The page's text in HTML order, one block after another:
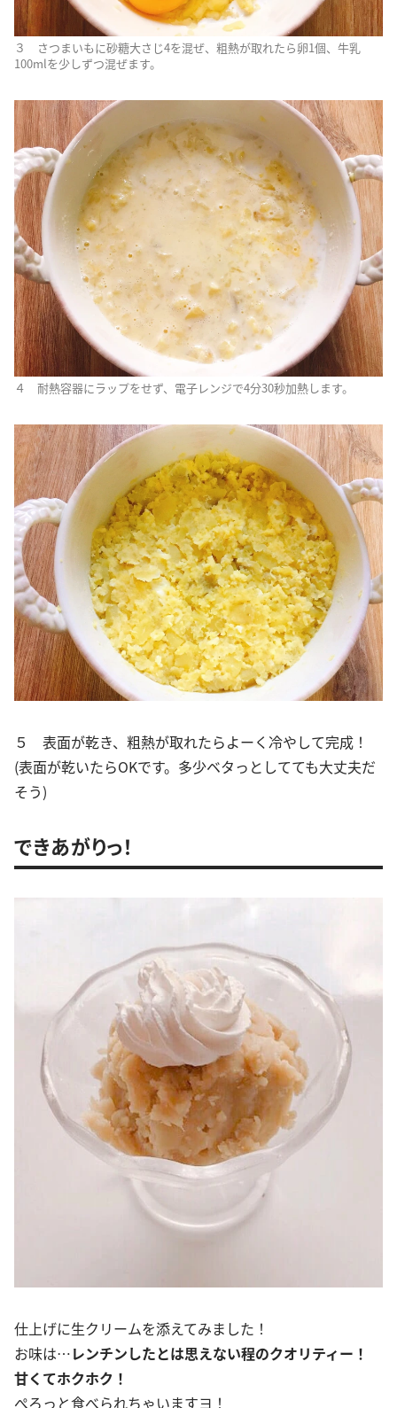
３ さつまいもに砂糖大さじ4を混ぜ、粗熱が取れたら卵1個、牛乳
100mlを少しずつ混ぜます。
４ 耐熱容器にラップをせず、電子レンジで4分30秒加熱します。
５ 表面が乾き、粗熱が取れたらよーく冷やして完成！
(表面が乾いたらOKです。多少ベタっとしてても大丈夫だ
そう)
できあがりっ！
仕上げに生クリームを添えてみました！
お味は…レンチンしたとは思えない程のクオリティー！
甘くてホクホク！
ぺろっと食べられちゃいますヨ！